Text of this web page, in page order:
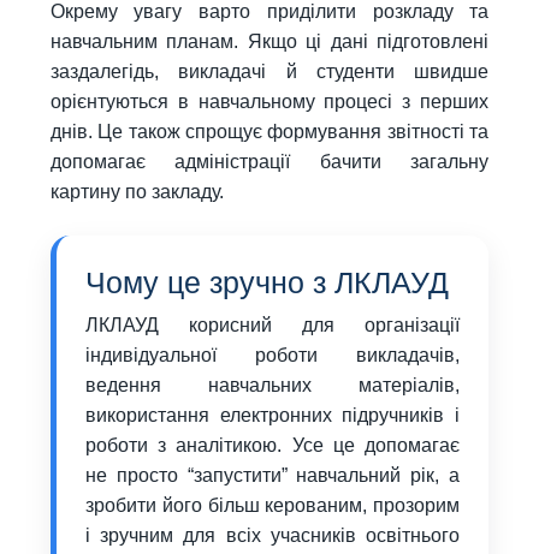
Окрему увагу варто приділити розкладу та
навчальним планам. Якщо ці дані підготовлені
заздалегідь, викладачі й студенти швидше
орієнтуються в навчальному процесі з перших
днів. Це також спрощує формування звітності та
допомагає адміністрації бачити загальну
картину по закладу.
Чому це зручно з ЛКЛАУД
ЛКЛАУД корисний для організації
індивідуальної роботи викладачів,
ведення навчальних матеріалів,
використання електронних підручників і
роботи з аналітикою. Усе це допомагає
не просто “запустити” навчальний рік, а
зробити його більш керованим, прозорим
і зручним для всіх учасників освітнього